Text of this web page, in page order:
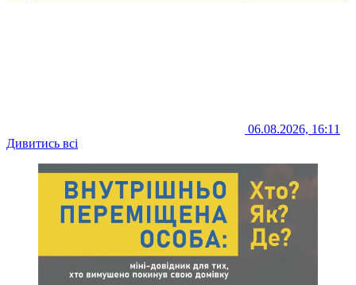
06.08.2026, 16:11
Дивитись всі